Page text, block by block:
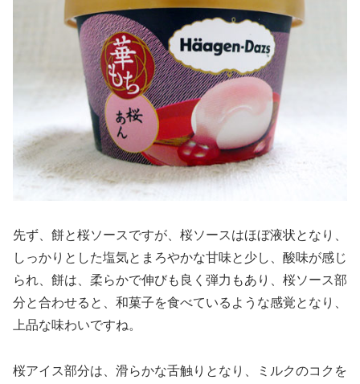
先ず、餅と桜ソースですが、桜ソースはほぼ液状となり、
しっかりとした塩気とまろやかな甘味と少し、酸味が感じ
られ、餅は、柔らかで伸びも良く弾力もあり、桜ソース部
分と合わせると、和菓子を食べているような感覚となり、
上品な味わいですね。
桜アイス部分は、滑らかな舌触りとなり、ミルクのコクを